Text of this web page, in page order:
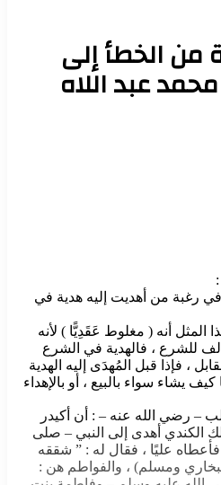
من الخطأ إلى
عبد اللاه
رغبة من أهديت إليه هدية في
المثل أنه ( مغلوط عَقَدِيًّا ) لأنه
للشرع ، فالهدية في الشرع
، فإذا قبل المُهدَى إليه الهدية
يشاء سواء بالبيع ، أو بالإهداء
– رضي الله عنه – : أن أكيدر
الكندي أهدى إلى النبي – صلى
عليًا ، فقال له : ” شققه
ومسلم) ، والفواطم هن :